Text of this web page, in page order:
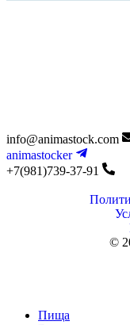
info@animastock.com
animastocker
+7(981)739-37-91
©
Пища